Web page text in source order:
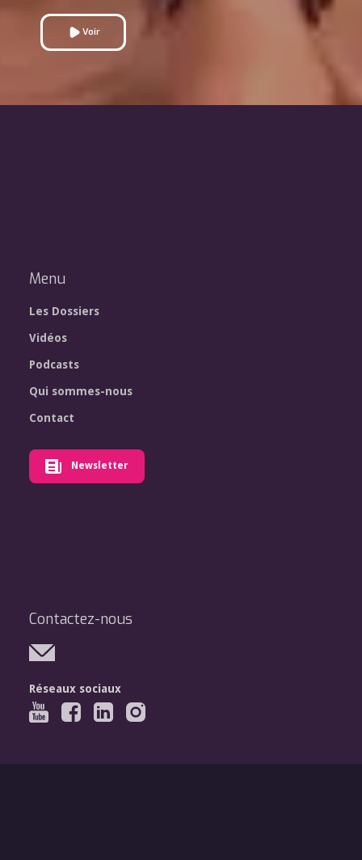
Voir
Menu
Les Dossiers
Vidéos
Podcasts
Qui sommes-nous
Contact
Newsletter
Contactez-nous
Réseaux sociaux